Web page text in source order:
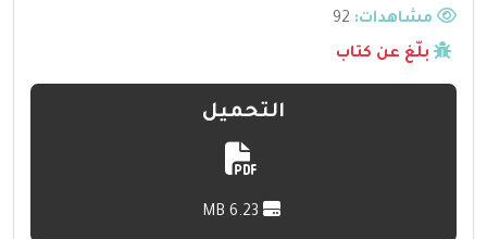
مشاهدات:
بلّغ عن كتاب
التحميل